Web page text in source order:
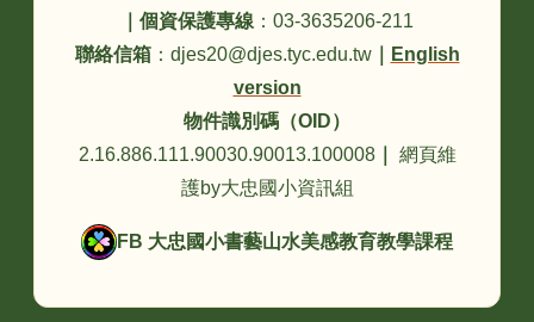
個資保護專線 ：03-3635206-211
聯絡信箱：djes20@djes.tyc.edu.tw｜
English
version
物件識別碼（OID）
2.16.886.111.90030.90013.100008｜
網頁維
護by大忠國小資訊組
FB 大忠國小書藝山水美感教育教學課程